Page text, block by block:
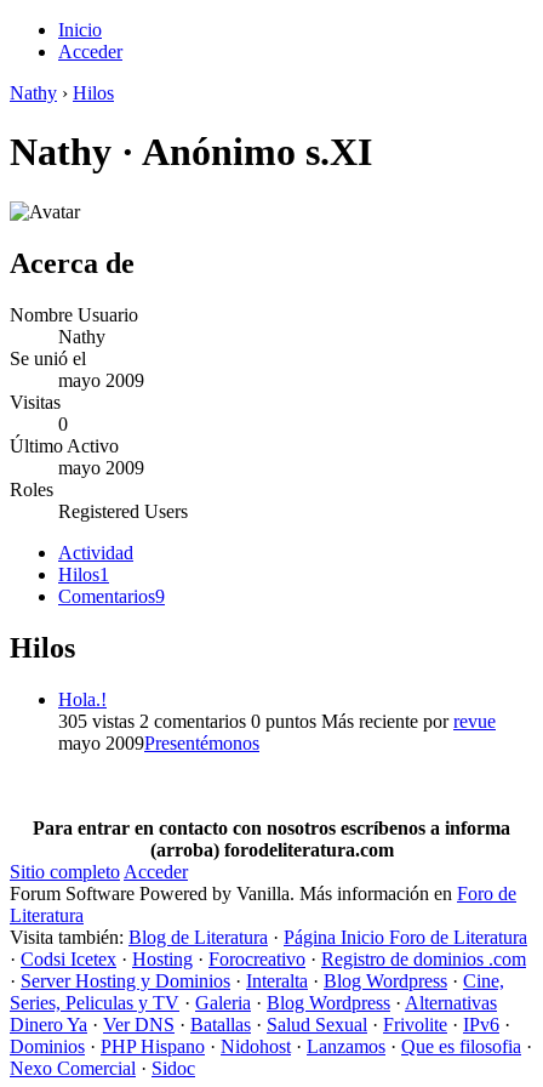
Inicio
Acceder
Nathy › Hilos
Nathy · Anónimo s.XI
Acerca de
Nombre Usuario
Nathy
Se unió el
mayo 2009
Visitas
0
Último Activo
mayo 2009
Roles
Registered Users
Actividad
Hilos1
Comentarios9
Hilos
Hola.!
305 vistas 2 comentarios 0 puntos Más reciente porrevue
mayo 2009Presentémonos
Para entrar en contacto con nosotros escríbenos a informa
(arroba) forodeliteratura.com
Sitio completo Acceder
Forum Software Powered by Vanilla. Más información en Foro de
Literatura
Visita también: Blog de Literatura · Página Inicio Foro de Literatura
· Codsi Icetex · Hosting · Forocreativo · Registro de dominios .com
· Server Hosting y Dominios · Interalta · Blog Wordpress · Cine,
Series, Peliculas y TV · Galeria · Blog Wordpress · Alternativas
Dinero Ya · Ver DNS · Batallas · Salud Sexual · Frivolite · IPv6 ·
Dominios · PHP Hispano · Nidohost · Lanzamos · Que es filosofia ·
Nexo Comercial · Sidoc